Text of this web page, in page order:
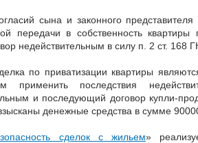
сына и законного
передачи в собственность
недействительным в силу п. 2 ст. 168
по приватизации квартиры
применить последствия
и последующий договор купли-
денежные средства в сумме
сделок с жильем»